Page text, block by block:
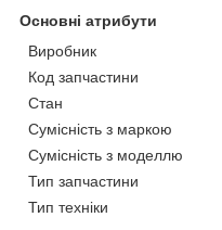
Основні атрибути
Виробник
Код запчастини
Стан
Сумісність з маркою
Сумісність з моделлю
Тип запчастини
Тип техніки